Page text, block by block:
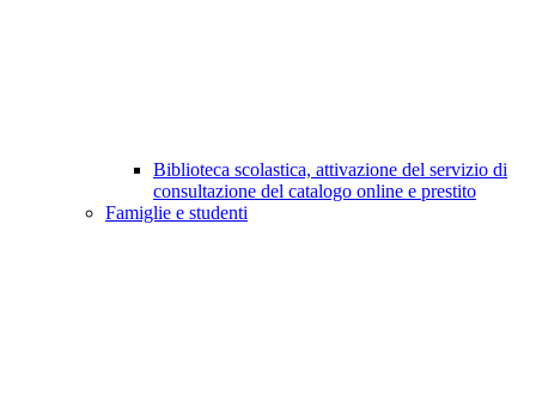
Biblioteca scolastica, attivazione del servizio di
consultazione del catalogo online e prestito
Famiglie e studenti